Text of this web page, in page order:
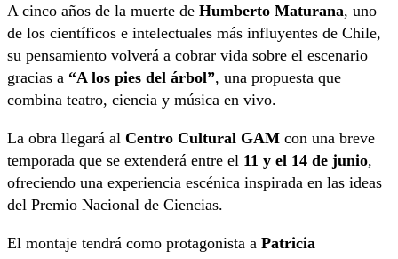
A cinco años de la muerte de Humberto Maturana, uno
de los científicos e intelectuales más influyentes de Chile,
su pensamiento volverá a cobrar vida sobre el escenario
gracias a “A los pies del árbol”, una propuesta que
combina teatro, ciencia y música en vivo.
La obra llegará al Centro Cultural GAM con una breve
temporada que se extenderá entre el 11 y el 14 de junio,
ofreciendo una experiencia escénica inspirada en las ideas
del Premio Nacional de Ciencias.
El montaje tendrá como protagonista a Patricia